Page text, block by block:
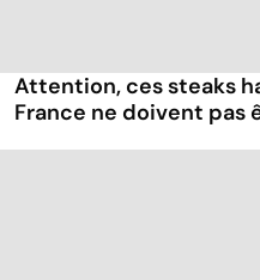
Attention, ces steaks
France ne doivent pas